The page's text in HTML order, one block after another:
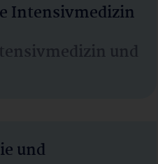
Intensivmedizin
und
und